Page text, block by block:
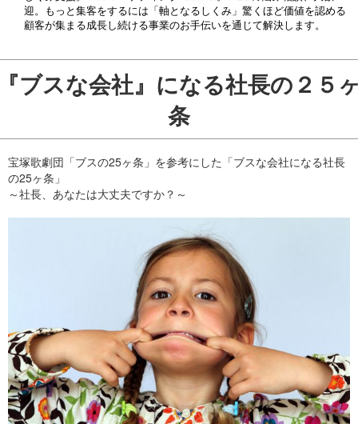
迎。もっと集客をするには「軸となるしくみ」驚くほど価値を認める
顧客が集まる成長し続ける事業のお手伝いを通じて解決します。
ブスな会社』になる社長の２５
条
宝塚歌劇団「ブスの25ヶ条」を参考にした「ブスな会社になる社長
の25ヶ条」
～社長、あなたは大丈夫ですか？～